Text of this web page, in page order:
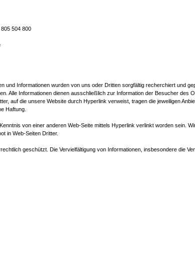
504 800
und Informationen wurden von uns oder Dritten sorgfältig recherchiert und
Alle Informationen dienen ausschließlich zur Information der Besucher des
auf die unsere Website durch Hyperlink verweist, tragen die jeweiligen
Haftung.
von einer anderen Web-Seite mittels Hyperlink verlinkt worden sein.
in Web-Seiten Dritter.
geschützt. Die Vervielfältigung von Informationen, insbesondere die